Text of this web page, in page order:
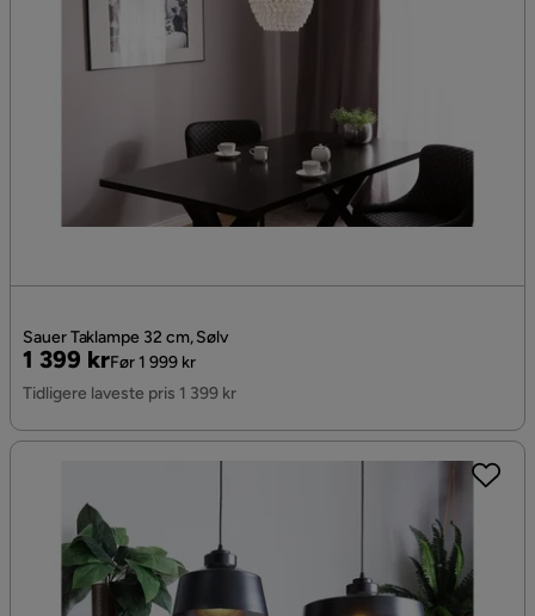
Sauer Taklampe 32 cm, Sølv
Pris
1 399 kr
Original
Pris
Før 1 999 kr
Tidligere laveste pris 1 399 kr